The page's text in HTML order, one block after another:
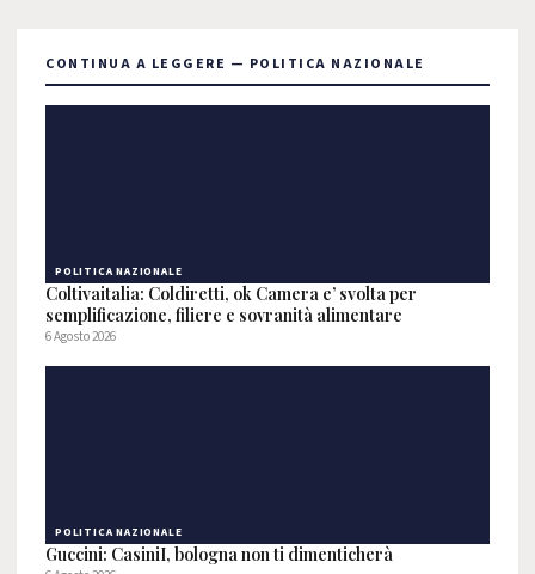
CONTINUA A LEGGERE — POLITICA NAZIONALE
POLITICA NAZIONALE
Coltivaitalia: Coldiretti, ok Camera e’ svolta per
semplificazione, filiere e sovranità alimentare
6 Agosto 2026
POLITICA NAZIONALE
Guccini: CasiniI, bologna non ti dimenticherà